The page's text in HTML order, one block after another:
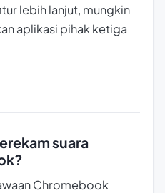
lebih lanjut, mungkin
aplikasi pihak ketiga
suara
Chromebook